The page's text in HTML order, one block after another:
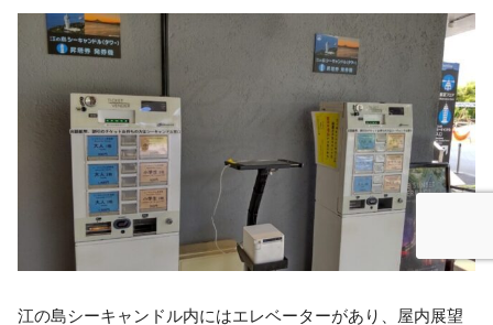
江の島シーキャンドル内にはエレベーターがあり、屋内展望